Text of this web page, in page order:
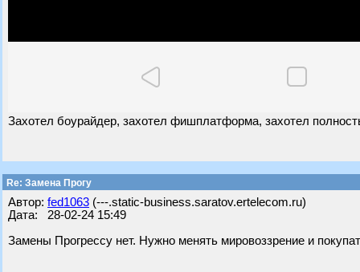
Захотел боурайдер, захотел фишплатформа, захотел
Re: Замена Прогу
Автор: fed1063 (---.static-business.saratov.ertelecom.ru)
Дата: 28-02-24 15:49
Замены Прогрессу нет. Нужно менять мировоззрение и